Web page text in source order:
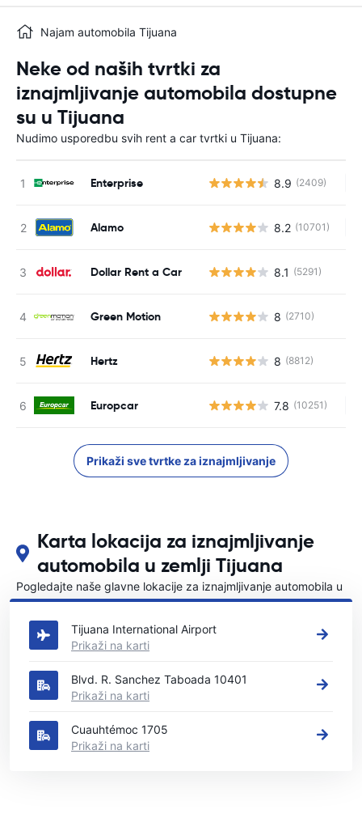
Najam automobila Tijuana
Neke od naših tvrtki za
iznajmljivanje automobila dostupne
su u Tijuana
Nudimo usporedbu svih rent a car tvrtki u Tijuana:
Enterprise 8.9 (2409)
Alamo 8.2 (10701)
Dollar Rent a Car 8.1 (5291)
Green Motion 8 (2710)
Hertz 8 (8812)
Europcar 7.8 (10251)
Prikaži sve tvrtke za iznajmljivanje
Karta lokacija za iznajmljivanje
automobila u zemlji Tijuana
Pogledajte naše glavne lokacije za iznajmljivanje automobila u
Tijuana
Tijuana International Airport
Prikaži na karti
Blvd. R. Sanchez Taboada 10401
Prikaži na karti
Cuauhtémoc 1705
Prikaži na karti